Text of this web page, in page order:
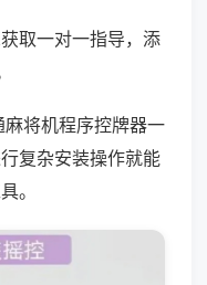
取一对一指导，添
将机程序控牌器一
复杂安装操作就能
。